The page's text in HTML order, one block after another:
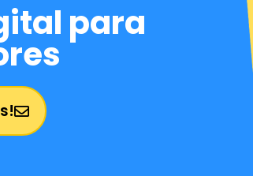
para